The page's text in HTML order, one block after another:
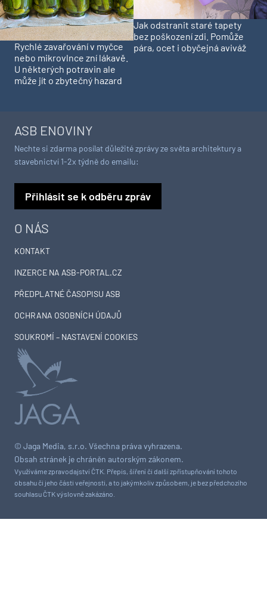
Rychlé zavařování v myčce
nebo mikrovlnce zní lákavě.
U některých potravin ale
může jít o zbytečný hazard
Jak odstranit staré tapety
bez poškození zdi. Pomůže
pára, ocet i obyčejná aviváž
© Jaga Media, s.r.o. Všechna práva vyhrazena.
Obsah stránek je chráněn autorským zákonem.
Využíváme zpravodajství ČTK. Přepis, šíření či další zpřístupňování tohoto
obsahu či jeho části veřejnosti, a to jakýmkoliv způsobem, je bez předchozího
souhlasu ČTK výslovně zakázáno.
O NÁS
KONTAKT
INZERCE NA ASB-PORTAL.CZ
PŘEDPLATNÉ ČASOPISU ASB
OCHRANA OSOBNÍCH ÚDAJŮ
SOUKROMÍ – NASTAVENÍ COOKIES
ASB ENOVINY
Nechte si zdarma posílat důležité zprávy ze světa architektury a
stavebnictví 1-2x týdně do emailu:
Přihlásit se k odběru zpráv